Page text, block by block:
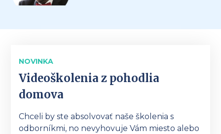
NOVINKA
Videoškolenia z pohodlia
domova
Chceli by ste absolvovať naše školenia s
odborníkmi, no nevyhovuje Vám miesto alebo